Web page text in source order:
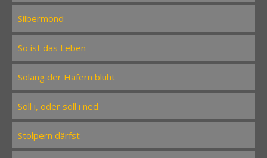
Silbermond
So ist das Leben
Solang der Hafern blüht
Soll i, oder soll i ned
Stolpern därfst